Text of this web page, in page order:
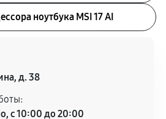
ноутбука MSI 17 AI
д. 38
с 10:00 до 20:00